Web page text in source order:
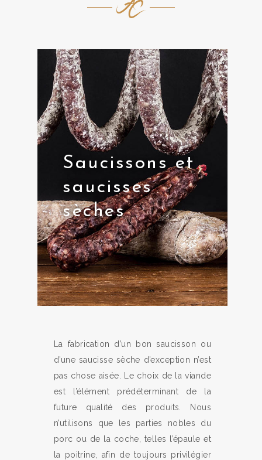
Saucissons et
saucisses
sèches
La fabrication d’un bon saucisson ou
d’une saucisse sèche d’exception n’est
pas chose aisée. Le choix de la viande
est l’élément prédéterminant de la
future qualité des produits. Nous
n’utilisons que les parties nobles du
porc ou de la coche, telles l’épaule et
la poitrine, afin de toujours privilégier